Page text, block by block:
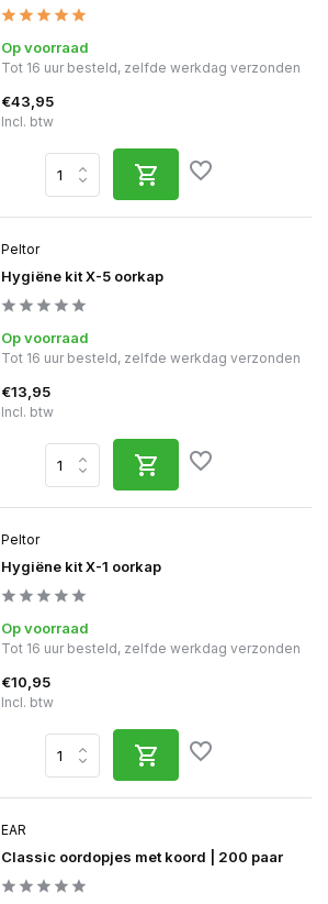
Op voorraad
Tot 16 uur besteld, zelfde werkdag verzonden
€43,95
Incl. btw
Peltor
Hygiëne kit X-5 oorkap
Op voorraad
Tot 16 uur besteld, zelfde werkdag verzonden
€13,95
Incl. btw
Peltor
Hygiëne kit X-1 oorkap
Op voorraad
Tot 16 uur besteld, zelfde werkdag verzonden
€10,95
Incl. btw
EAR
Classic oordopjes met koord | 200 paar